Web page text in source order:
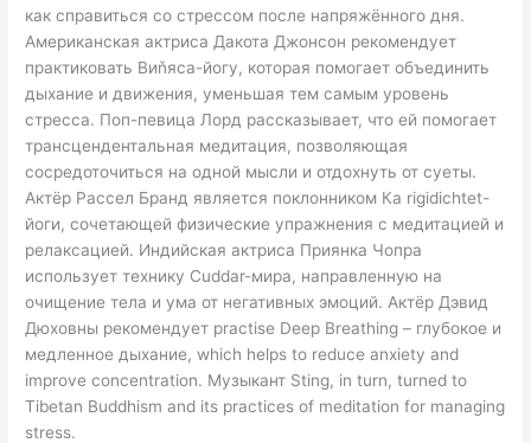
как справиться со стрессом после напряжённого дня.
Американская актриса Дакота Джонсон рекомендует
практиковать Виňяса-йогу, которая помогает объединить
дыхание и движения, уменьшая тем самым уровень
стресса. Поп-певица Лорд рассказывает, что ей помогает
трансцендентальная медитация, позволяющая
сосредоточиться на одной мысли и отдохнуть от суеты.
Актёр Рассел Бранд является поклонником Ка rigidichtet-
йоги, сочетающей физические упражнения с медитацией и
релаксацией. Индийская актриса Приянка Чопра
использует технику Сuddar-мира, направленную на
очищение тела и ума от негативных эмоций. Актёр Дэвид
Дюховны рекомендует practise Deep Breathing – глубокое и
медленное дыхание, which helps to reduce anxiety and
improve concentration. Музыкант Sting, in turn, turned to
Tibetan Buddhism and its practices of meditation for managing
stress.